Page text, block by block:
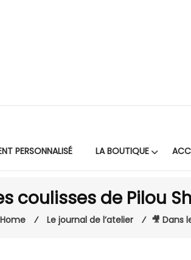
PERSONNALISÉ LA BOUTIQUE
coulisses de Pilou
Home ⁄ Le journal de l’atelier ⁄ 🎥 Dans